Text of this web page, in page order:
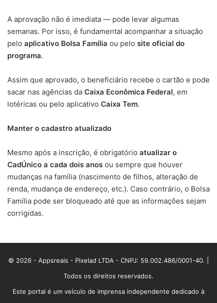
A aprovação não é imediata — pode levar algumas
semanas. Por isso, é fundamental acompanhar a situação
pelo aplicativo Bolsa Família ou pelo site oficial do
programa.
Assim que aprovado, o beneficiário recebe o cartão e pode
sacar nas agências da Caixa Econômica Federal, em
lotéricas ou pelo aplicativo Caixa Tem.
Manter o cadastro atualizado
Mesmo após a inscrição, é obrigatório atualizar o
CadÚnico a cada dois anos ou sempre que houver
mudanças na família (nascimento de filhos, alteração de
renda, mudança de endereço, etc.). Caso contrário, o Bolsa
Família pode ser bloqueado até que as informações sejam
corrigidas.
© 2026 - Appsreais - Pixelad LTDA - CNPJ: 59.002.486/0001-40. |
Todos os direitos reservados.
Este portal é um veículo de imprensa independente dedicado à